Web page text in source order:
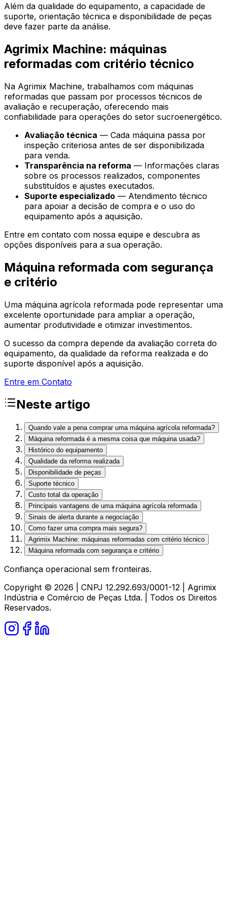
Além da qualidade do equipamento, a capacidade de
suporte, orientação técnica e disponibilidade de peças
deve fazer parte da análise.
Agrimix Machine: máquinas
reformadas com critério técnico
Na Agrimix Machine, trabalhamos com máquinas
reformadas que passam por processos técnicos de
avaliação e recuperação, oferecendo mais
confiabilidade para operações do setor sucroenergético.
Avaliação técnica — Cada máquina passa por
inspeção criteriosa antes de ser disponibilizada
para venda.
Transparência na reforma — Informações claras
sobre os processos realizados, componentes
substituídos e ajustes executados.
Suporte especializado — Atendimento técnico
para apoiar a decisão de compra e o uso do
equipamento após a aquisição.
Entre em contato com nossa equipe e descubra as
opções disponíveis para a sua operação.
Máquina reformada com segurança
e critério
Uma máquina agrícola reformada pode representar uma
excelente oportunidade para ampliar a operação,
aumentar produtividade e otimizar investimentos.
O sucesso da compra depende da avaliação correta do
equipamento, da qualidade da reforma realizada e do
suporte disponível após a aquisição.
Entre em Contato
Neste artigo
Quando vale a pena comprar uma máquina agrícola reformada?
Máquina reformada é a mesma coisa que máquina usada?
Histórico do equipamento
Qualidade da reforma realizada
Disponibilidade de peças
Suporte técnico
Custo total da operação
Principais vantagens de uma máquina agrícola reformada
Sinais de alerta durante a negociação
Como fazer uma compra mais segura?
Agrimix Machine: máquinas reformadas com critério técnico
Máquina reformada com segurança e critério
Confiança operacional sem fronteiras.
Copyright © 2026
| CNPJ 12.292.693/0001-12 | Agrimix
Indústria e Comércio de Peças Ltda. | Todos os Direitos
Reservados.